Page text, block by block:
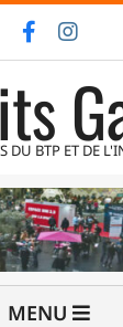
DU BTP ET DE
MENU